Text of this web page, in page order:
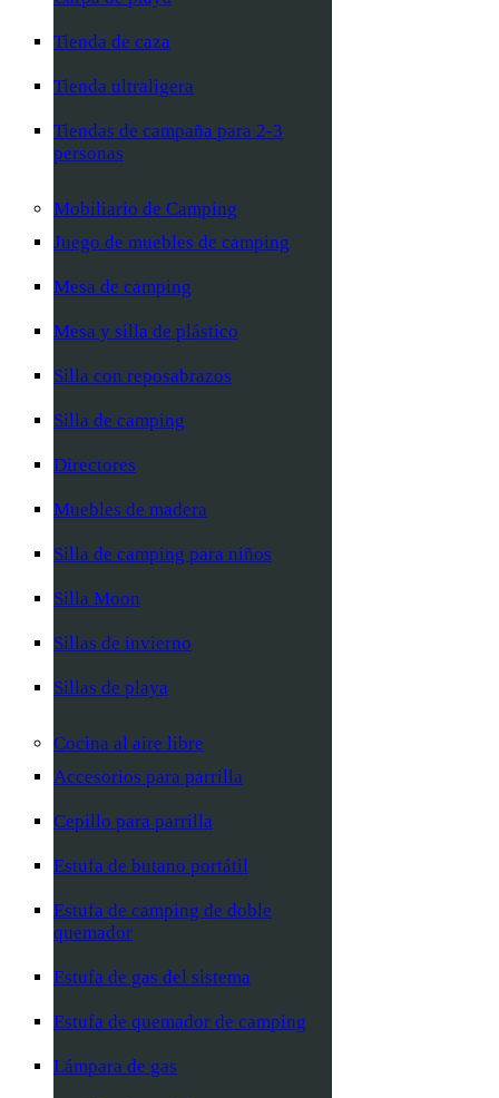
Tienda de caza
Tienda ultraligera
Tiendas de campaña para 2-3
personas
Mobiliario de Camping
Juego de muebles de camping
Mesa de camping
Mesa y silla de plástico
Silla con reposabrazos
Silla de camping
Directores
Muebles de madera
Silla de camping para niños
Silla Moon
Sillas de invierno
Sillas de playa
Cocina al aire libre
Accesorios para parrilla
Cepillo para parrilla
Estufa de butano portátil
Estufa de camping de doble
quemador
Estufa de gas del sistema
Estufa de quemador de camping
Lámpara de gas